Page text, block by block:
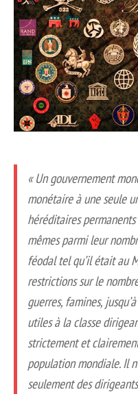
« Un gouvernement
monétaire à une seule
héréditaires
mêmes parmi leur
féodal tel qu’il était au
restrictions sur le
guerres, famines,
utiles à la classe
strictement et
population mondiale. Il
seulement des